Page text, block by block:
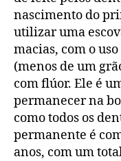
nascimento do
utilizar uma
macias, com o
(menos de um
com flúor. Ele é
permanecer na
como todos os
permanente é
anos, com um